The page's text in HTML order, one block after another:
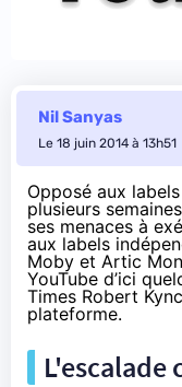
Nil Sanyas
Le 18 juin 2014 à 13h51
Opposé aux
plusieurs
ses menaces à
aux labels
Moby et Artic
YouTube d’ici
Times Robert
plateforme.
L'escalade